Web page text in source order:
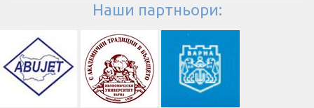
Наши партньори: